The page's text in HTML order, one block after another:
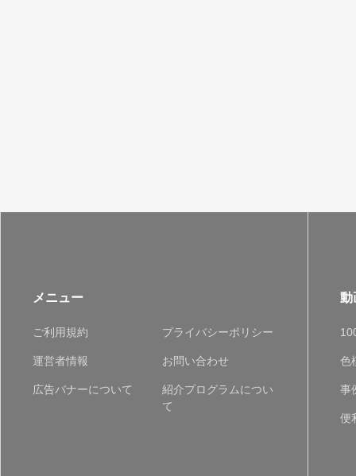
メニュー
ご利用規約 プライバシーポリシー
運営者情報 お問い合わせ
広告バナーについて
紹介プログラムについ
て
動
色
事
便